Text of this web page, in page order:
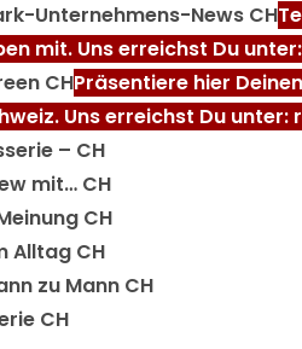
Unternehmens-News CH
mit. Uns erreichst Du
CHPräsentiere hier
Uns erreichst Du
– CH
mit… CH
CH
Alltag CH
zu Mann CH
CH